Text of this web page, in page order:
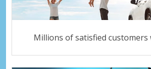
Millions of satisfied customers